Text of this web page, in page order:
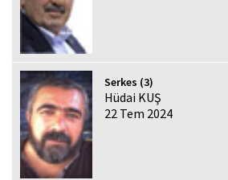
Serkes (3)
Hüdai KUŞ
22 Tem 2024